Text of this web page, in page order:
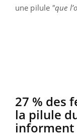
une pilule "que
27 % des
la pilule
informent